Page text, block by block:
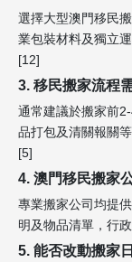
選擇大型澳門移民
業包裝材料及獨立
[12]
3. 移民搬家流程
通常建議於搬家前
品打包及清關報關
[5]
4. 澳門移民搬家
專業搬家公司均提
明及物品清單，行
5. 能否改動搬家